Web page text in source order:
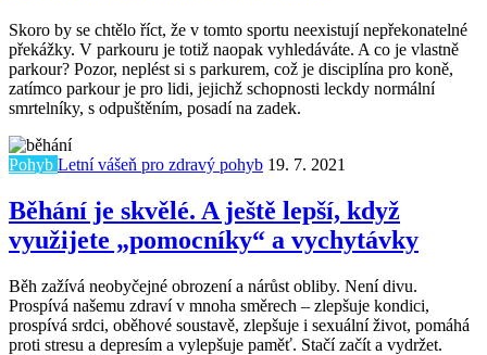
Skoro by se chtělo říct, že v tomto sportu neexistují nepřekonatelné
překážky. V parkouru je totiž naopak vyhledáváte. A co je vlastně
parkour? Pozor, neplést si s parkurem, což je disciplína pro koně,
zatímco parkour je pro lidi, jejichž schopnosti leckdy normální
smrtelníky, s odpuštěním, posadí na zadek.
Pohyb Letní vášeň pro zdravý pohyb 19. 7. 2021
Běhání je skvělé. A ještě lepší, když
využijete „pomocníky“ a vychytávky
Běh zažívá neobyčejné obrození a nárůst obliby. Není divu.
Prospívá našemu zdraví v mnoha směrech – zlepšuje kondici,
prospívá srdci, oběhové soustavě, zlepšuje i sexuální život, pomáhá
proti stresu a depresím a vylepšuje paměť. Stačí začít a vydržet.